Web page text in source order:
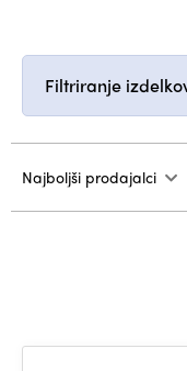
Filtriranje
Najboljši prodajalci